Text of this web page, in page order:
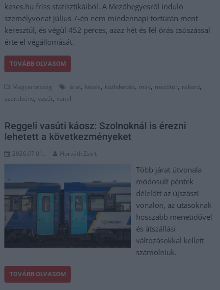
keses.hu friss statisztikáiból. A Mezőhegyesről induló
személyvonat július 7-én nem mindennapi tortúrán ment
keresztül, és végül 452 perces, azaz hét és fél órás csúszással
érte el végállomását.
TOVÁBB OLVASOM
Magyarország járat, késés, közlekedés, máv, mezőtúr, rekord,
szerelvény,vasút,vonal
Reggeli vasúti káosz: Szolnoknál is érezni
lehetett a következményeket
2026.07.01. Horváth Zsolt
Több járat útvonala
módosult péntek
délelőtt az újszászi
vonalon, az utasoknak
hosszabb menetidővel
és átszállási
változásokkal kellett
számolniuk.
TOVÁBB OLVASOM